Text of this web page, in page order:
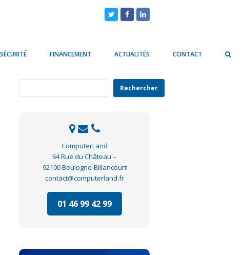
TwitterFacebookLinkedIn
FINANCEMENT ACTUALITÉS CONTACT
Rechercher
ComputerLand
64 Rue du Château –
92100 Boulogne-Billancourt
contact@computerland.fr
01 46 99 42 99